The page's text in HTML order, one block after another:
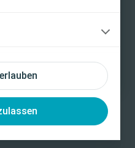
Fachkraft